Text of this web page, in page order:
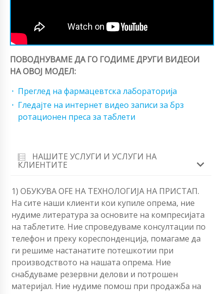
ПОВОДНУВАМЕ ДА ГО ГОДИМЕ ДРУГИ ВИДЕОИ
НА ОВОЈ МОДЕЛ:
Преглед на фармацевтска лабораторија
Гледајте на интернет видео записи за брз
ротационен преса за таблети
НАШИТЕ УСЛУГИ И УСЛУГИ НА
КЛИЕНТИТЕ
1) ОБУКУВА OFЕ НА ТЕХНОЛОГИЈА НА ПРИСТАП.
На сите наши клиенти кои купиле опрема, ние
нудиме литература за основите на компресијата
на таблетите. Ние спроведуваме консултации по
телефон и преку кореспонденција, помагаме да
ги решиме настанатите потешкотии при
производството на нашата опрема. Ние
снабдуваме резервни делови и потрошен
материјал. Ние нудиме помош при продажба на